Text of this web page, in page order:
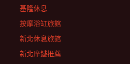
基隆休息
按摩浴缸旅館
新北休息旅館
新北摩鐵推薦